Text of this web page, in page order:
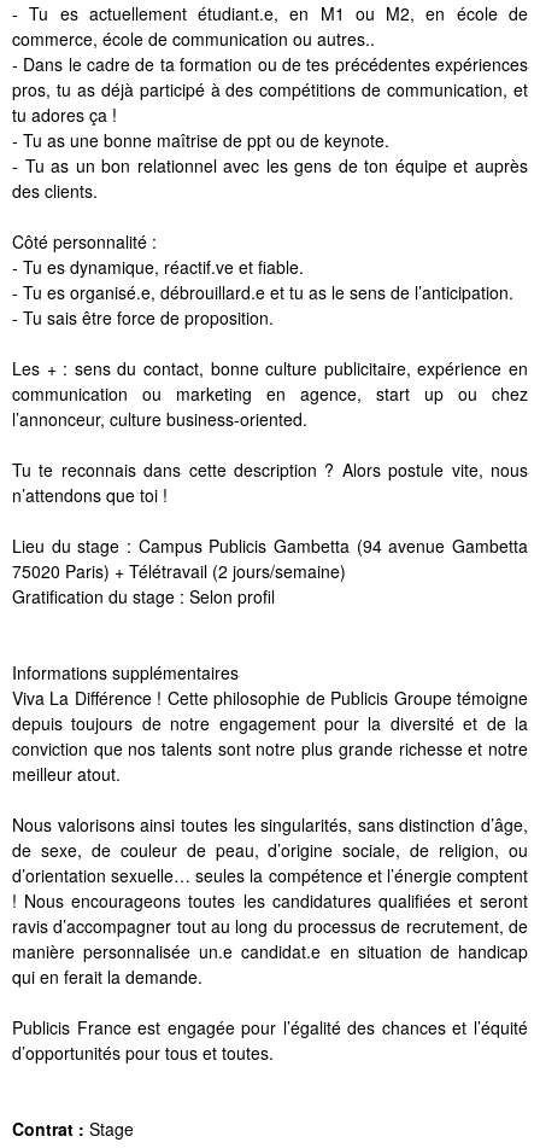
- Tu es actuellement étudiant.e, en M1 ou M2, en école de
commerce, école de communication ou autres..
- Dans le cadre de ta formation ou de tes précédentes expériences
pros, tu as déjà participé à des compétitions de communication, et
tu adores ça !
- Tu as une bonne maîtrise de ppt ou de keynote.
- Tu as un bon relationnel avec les gens de ton équipe et auprès
des clients.
Côté personnalité :
- Tu es dynamique, réactif.ve et fiable.
- Tu es organisé.e, débrouillard.e et tu as le sens de l’anticipation.
- Tu sais être force de proposition.
Les + : sens du contact, bonne culture publicitaire, expérience en
communication ou marketing en agence, start up ou chez
l’annonceur, culture business-oriented.
Tu te reconnais dans cette description ? Alors postule vite, nous
n’attendons que toi !
Lieu du stage : Campus Publicis Gambetta (94 avenue Gambetta
75020 Paris) + Télétravail (2 jours/semaine)
Gratification du stage : Selon profil
Informations supplémentaires
Viva La Différence ! Cette philosophie de Publicis Groupe témoigne
depuis toujours de notre engagement pour la diversité et de la
conviction que nos talents sont notre plus grande richesse et notre
meilleur atout.
Nous valorisons ainsi toutes les singularités, sans distinction d’âge,
de sexe, de couleur de peau, d’origine sociale, de religion, ou
d’orientation sexuelle… seules la compétence et l’énergie comptent
! Nous encourageons toutes les candidatures qualifiées et seront
ravis d’accompagner tout au long du processus de recrutement, de
manière personnalisée un.e candidat.e en situation de handicap
qui en ferait la demande.
Publicis France est engagée pour l’égalité des chances et l’équité
d’opportunités pour tous et toutes.
Contrat : Stage